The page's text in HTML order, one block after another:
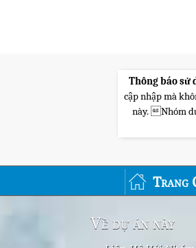
Thông báo sử
cập nhập mà
này. Nhóm
Trang
Về dự án này